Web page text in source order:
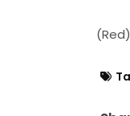
(Red)